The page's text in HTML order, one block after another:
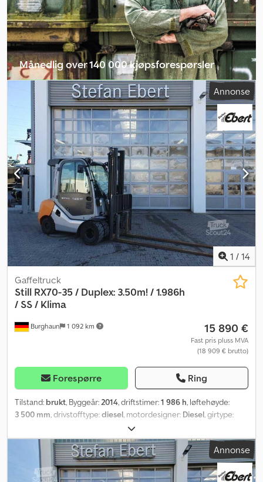
Månedlig over 140 000 kjøpsforespørsler
Velg forhandlerpakke Annonse
1 / 14
Burghaun 1 092 km
Gaffeltruck
Still RX70-35 / Duplex: 3.50m! / 1.986h
/ SS / Klima
15 890 €
Fast pris pluss MVA
(18 909 € brutto)
Forespørre Ring
Tilstand: brukt, Byggeår:2014, driftstimer:1 986 h, løftehøyde:
3 500 mm, drivstofftype:diesel, motordesigner: Diesel, girtype:
Annonse